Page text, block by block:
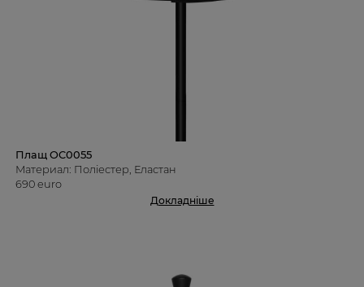
Плащ OC0055
Материал: Поліестер, Еластан
690 euro
Докладніше